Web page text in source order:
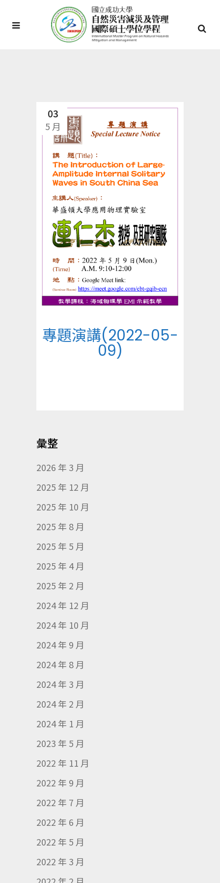
03
5 月
專題演講(2022-05-
09)
彙整
2026 年 3 月
2025 年 12 月
2025 年 10 月
2025 年 8 月
2025 年 5 月
2025 年 4 月
2025 年 2 月
2024 年 12 月
2024 年 10 月
2024 年 9 月
2024 年 8 月
2024 年 3 月
2024 年 2 月
2024 年 1 月
2023 年 5 月
2022 年 11 月
2022 年 9 月
2022 年 7 月
2022 年 6 月
2022 年 5 月
2022 年 3 月